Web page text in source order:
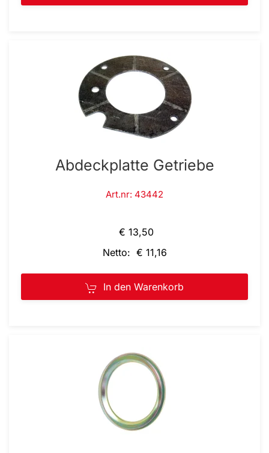
Abdeckplatte Getriebe
Art.nr: 43442
€ 13,50
Netto: € 11,16
In den Warenkorb